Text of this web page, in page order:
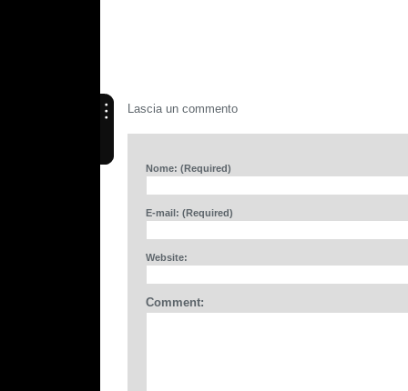
Lascia un commento
Nome: (Required)
E-mail: (Required)
Website:
Comment: